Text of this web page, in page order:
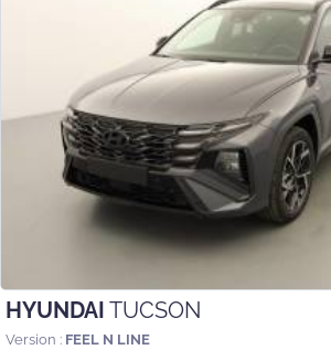
HYUNDAI TUCSON
Version : FEEL N LINE